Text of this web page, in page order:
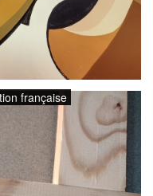
française